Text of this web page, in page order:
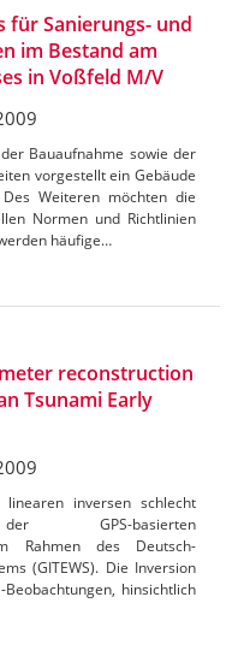
für Sanierungs- und
im Bestand am
in Voßfeld M/V
Bauaufnahme sowie der
vorgestellt ein Gebäude
Weiteren möchten die
Normen und Richtlinien
häufige…
reconstruction
Tsunami Early
inversen schlecht
GPS-basierten
Rahmen des Deutsch-
(GITEWS). Die Inversion
hinsichtlich